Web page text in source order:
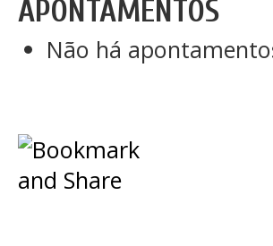
APONTAMENTOS
Não há